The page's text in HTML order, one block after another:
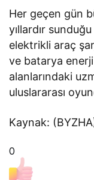
Her geçen gün
yıllardır
elektrikli araç
ve batarya
alanlarındaki
uluslararası
Kaynak:
0